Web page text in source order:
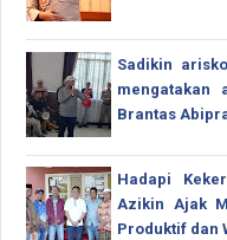
Sadikin
mengatakan
Brantas
Hadapi
Azikin Ajak
Produktif dan